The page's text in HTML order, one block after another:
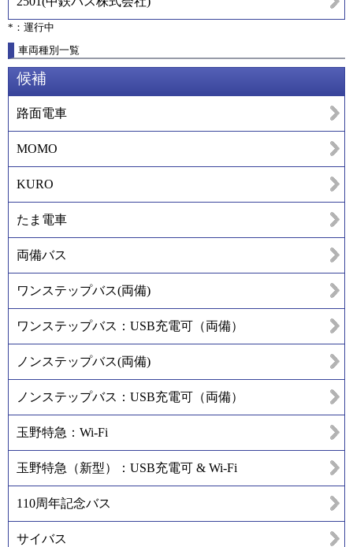
*：運行中
車両種別一覧
候補
路面電車
MOMO
KURO
たま電車
両備バス
ワンステップバス(両備)
ワンステップバス：USB充電可（両備）
ノンステップバス(両備)
ノンステップバス：USB充電可（両備）
玉野特急：Wi-Fi
玉野特急（新型）：USB充電可 & Wi-Fi
110周年記念バス
サイバス